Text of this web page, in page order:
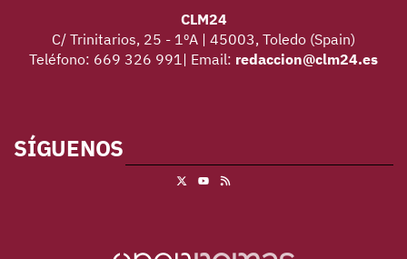
CLM24
C/ Trinitarios, 25 - 1ºA | 45003, Toledo (Spain)
Teléfono: 669 326 991| Email: redaccion@clm24.es
SÍGUENOS